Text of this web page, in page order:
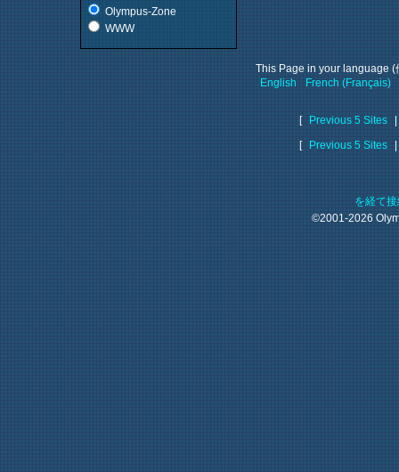
Olympus-Zone
WWW
This Page in your language (
English
French (Français)
[ Previous 5 Sites
[
Previous 5 Sites
を経て
©2001-2026